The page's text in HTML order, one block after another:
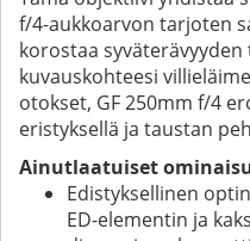
f/4-aukkoarvon tarjoten
korostaa syväterävyyden
kuvauskohteesi
otokset, GF 250mm f/4
eristyksellä ja taustan
Ainutlaatuiset
Edistyksellinen
ED-elementin ja